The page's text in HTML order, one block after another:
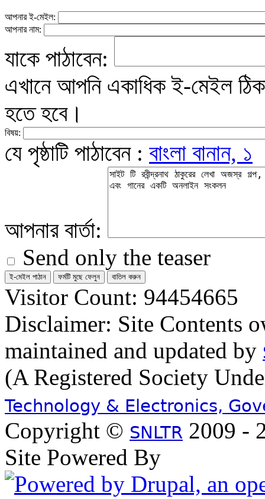
আপনার ই-মেইল:
আপনার নাম:
যাকে পাঠাবেন:
এখানে আপনি একাধিক ই-মেইল
হতে হবে।
বিষয়:
যে পৃষ্ঠাটি পাঠাবেন : বাংলা বানান, ১
আপনার বার্তা:
Send only the teaser
Visitor Count: 94454665
Disclaimer: Site Contents
maintained and updated by
(A Registered Society
Technology & Electronics,
Copyright © SNLTR 2009 -
Site Powered By